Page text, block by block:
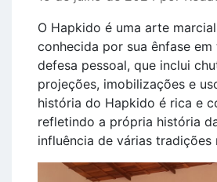
O Hapkido é uma arte
conhecida por sua ênfase
defesa pessoal, que inclui
projeções, imobilizações e
história do Hapkido é rica e
refletindo a própria história
influência de várias tradições